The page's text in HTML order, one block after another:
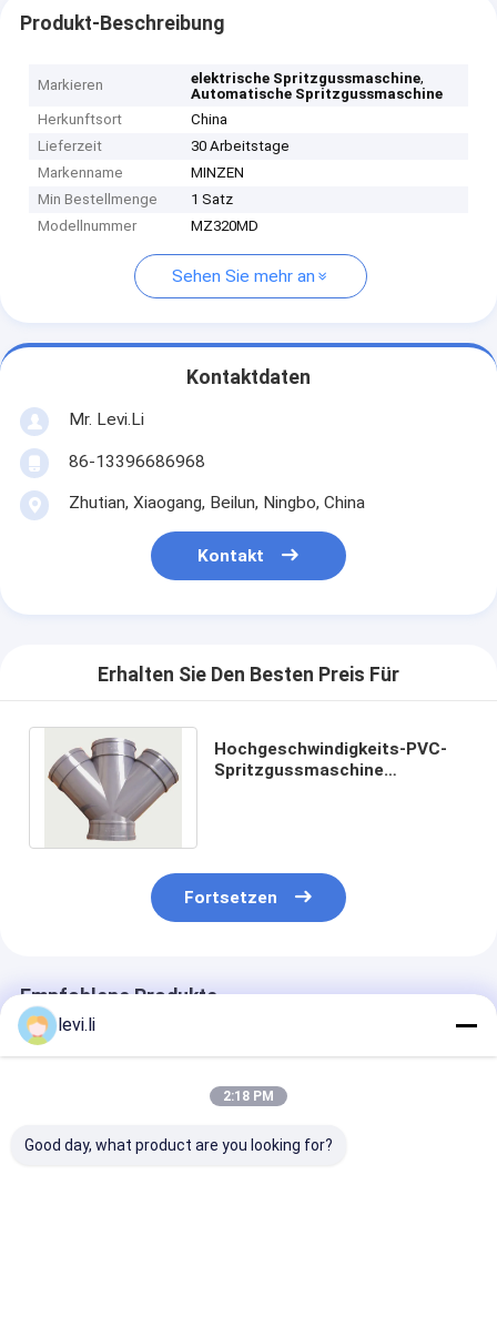
Produkt-Beschreibung
Markieren elektrische Spritzgussmaschine,
Automatische Spritzgussmaschine
Herkunftsort
China
Lieferzeit
30 Arbeitstage
Markenname
MINZEN
Min Bestellmenge
1 Satz
Modellnummer
MZ320MD
Sehen Sie mehr an
Kontaktdaten
Mr. Levi.Li
86-13396686968
Zhutian, Xiaogang, Beilun, Ningbo, China
Kontakt
Erhalten Sie Den Besten Preis Für
Hochgeschwindigkeits-PVC-
Spritzgussmaschine
Fortsetzen
Empfohlene Produkte
levi.li
2:18 PM
Good day, what product are you looking for?